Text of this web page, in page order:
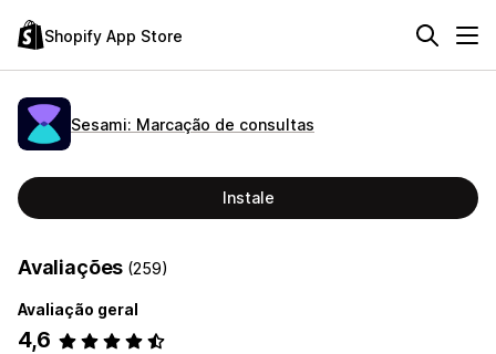
Shopify App Store
Sesami: Marcação de consultas
Instale
Avaliações (259)
Avaliação geral
4,6